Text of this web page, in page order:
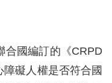
合國編訂的《CRPD
礙人權是否符合國